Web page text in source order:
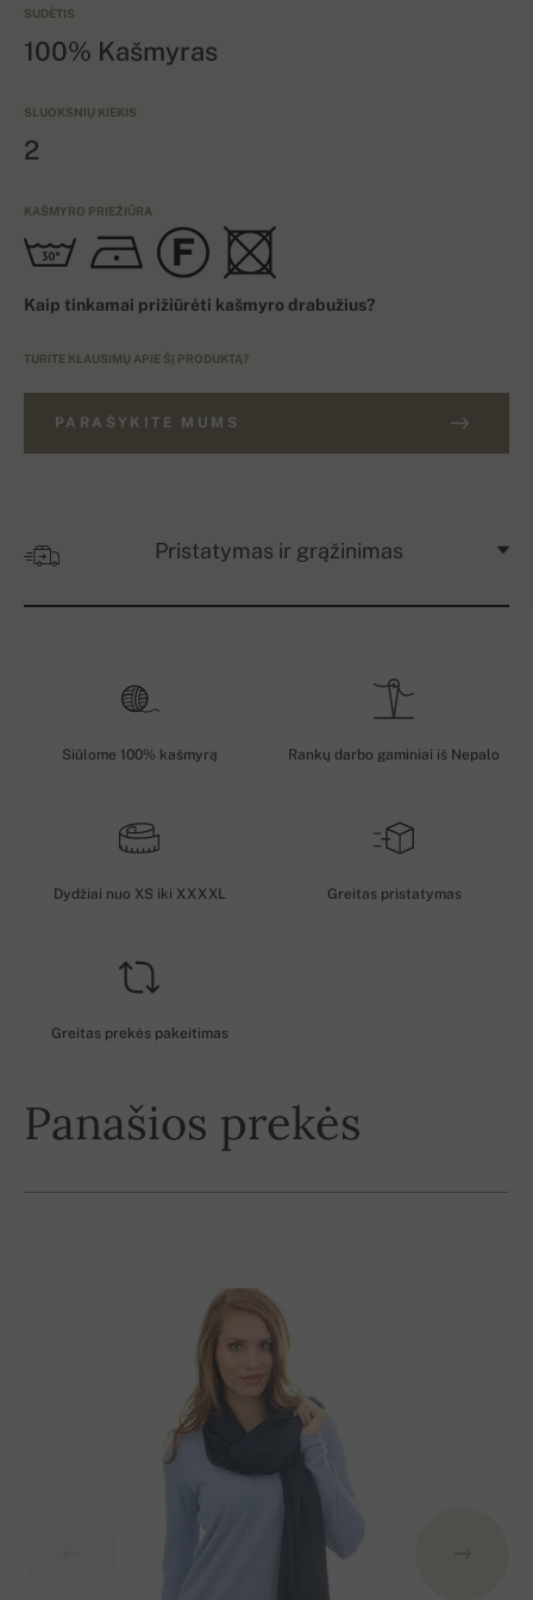
SUDĖTIS
100% Kašmyras
SLUOKSNIŲ KIEKIS
2
KAŠMYRO PRIEŽIŪRA
Kaip tinkamai prižiūrėti kašmyro drabužius?
TURITE KLAUSIMŲ APIE ŠĮ PRODUKTĄ?
PARAŠYKITE MUMS
Pristatymas ir grąžinimas
Siūlome 100% kašmyrą Rankų darbo gaminiai iš Nepalo
Dydžiai nuo XS iki XXXXL Greitas pristatymas
Greitas prekės pakeitimas
Panašios prekės